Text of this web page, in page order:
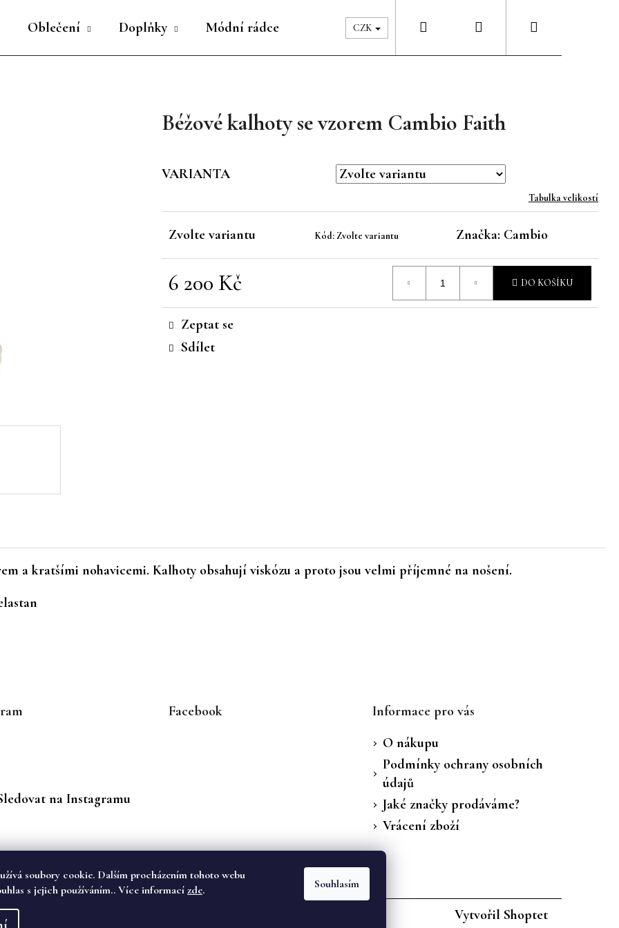
soubory cookie. Dalším procházením tohoto webu
s jejich používáním.. Více informacízde. Souhlasím
Oblečení Doplňky Módní rádce Péče & Šatník Kontakty
CZK Přihlášení
Béžové kalhoty se vzorem Cambio Faith
VARIANTA
Tabulka velikostí
Zvolte variantu Kód: Zvolte variantu Značka: Cambio
6 200 Kč
cena:
DO KOŠÍKU
Zeptat se
Sdílet
a kratšími nohavicemi. Kalhoty obsahují viskózu a proto jsou velmi příjemné na nošení.
HLEDAT
na Instagramu
Facebook
Informace pro vás
O nákupu
Podmínky ochrany osobních
údajů
Jaké značky prodáváme?
Vrácení zboží
Vytvořil Shoptet
vyhrazena.